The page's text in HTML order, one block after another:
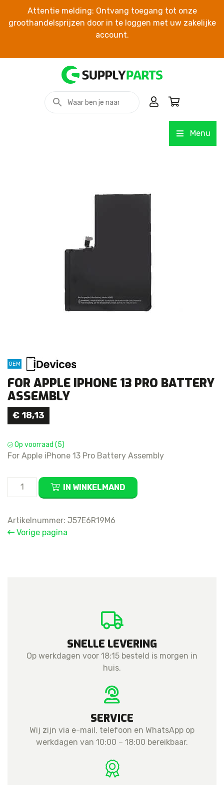
Attentie melding: Ontvang toegang tot onze
groothandelsprijzen door in te loggen met uw zakelijke
account.
Menu
OEM
FOR APPLE IPHONE 13 PRO BATTERY
ASSEMBLY
€ 18,13
Op voorraad (5)
For Apple iPhone 13 Pro Battery Assembly
Apple
13
Pro
IN WINKELMAND
Artikelnummer: J57E6R19M6
Vorige pagina
SNELLE LEVERING
Op werkdagen voor 18:15 besteld is morgen in
huis.
SERVICE
Wij zijn via e-mail, telefoon en WhatsApp op
werkdagen van 10:00 – 18:00 bereikbaar.